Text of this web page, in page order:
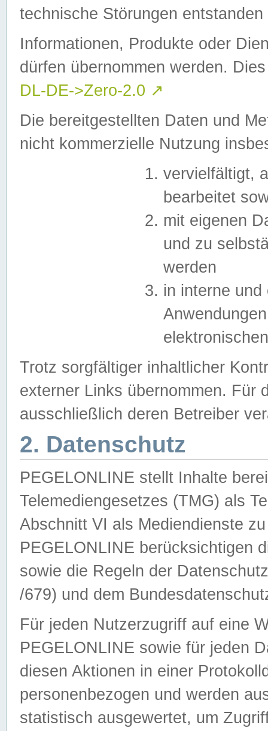
technische Störungen
Informationen, Produkte oder
dürfen übernommen werden.
DL-DE->Zero-2.0 ↗
Die bereitgestellten Daten und
nicht kommerzielle Nutzung
vervielfältigt,
bearbeitet
mit eigenen
und zu
werden
in interne
Trotz sorgfältiger inhaltlicher
externer Links übernommen. Für
ausschließlich deren Betreiber
2. Datenschutz
PEGELONLINE stellt Inhalte
Telemediengesetzes (TMG) als
Abschnitt VI als Mediendienste
PEGELONLINE berücksichtigen
sowie die Regeln der
/679) und dem
Für jeden Nutzerzugriff auf eine
PEGELONLINE sowie für jeden
diesen Aktionen in einer
personenbezogen und werden
statistisch ausgewertet, um